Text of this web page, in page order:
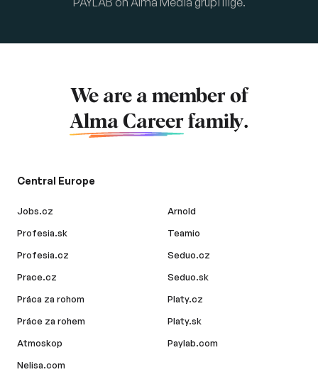
We are a member of
Alma Career family.
Central Europe
Jobs.cz
Profesia.sk
Profesia.cz
Prace.cz
Práca za rohom
Práce za rohem
Atmoskop
Nelisa.com
Arnold
Teamio
Seduo.cz
Seduo.sk
Platy.cz
Platy.sk
Paylab.com